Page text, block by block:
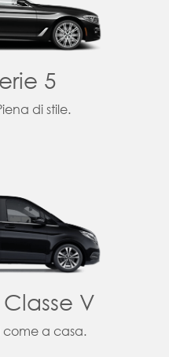
5
di stile.
V
come a casa.